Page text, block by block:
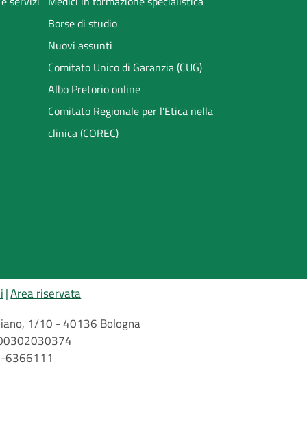
Borse di studio
Nuovi assunti
Comitato Unico di Garanzia (CUG)
Albo Pretorio online
Comitato Regionale per l'Etica nella
clinica (COREC)
Area riservata
1/10 - 40136 Bologna
6366111